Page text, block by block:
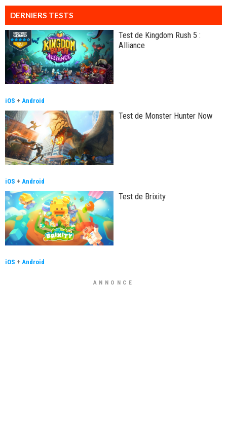
DERNIERS TESTS
Test de Kingdom Rush 5 :
Alliance
iOS + Android
Test de Monster Hunter Now
iOS + Android
Test de Brixity
iOS + Android
ANNONCE